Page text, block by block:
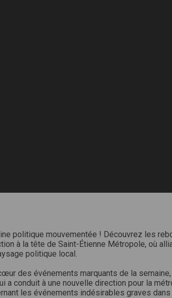
politique mouvementée ! Découvrez les
à la tête de Saint-Étienne Métropole, où
politique local.
des événements marquants de la
a conduit à une nouvelle direction pour la
les événements indésirables graves